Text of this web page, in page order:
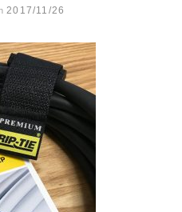
2017/11/26